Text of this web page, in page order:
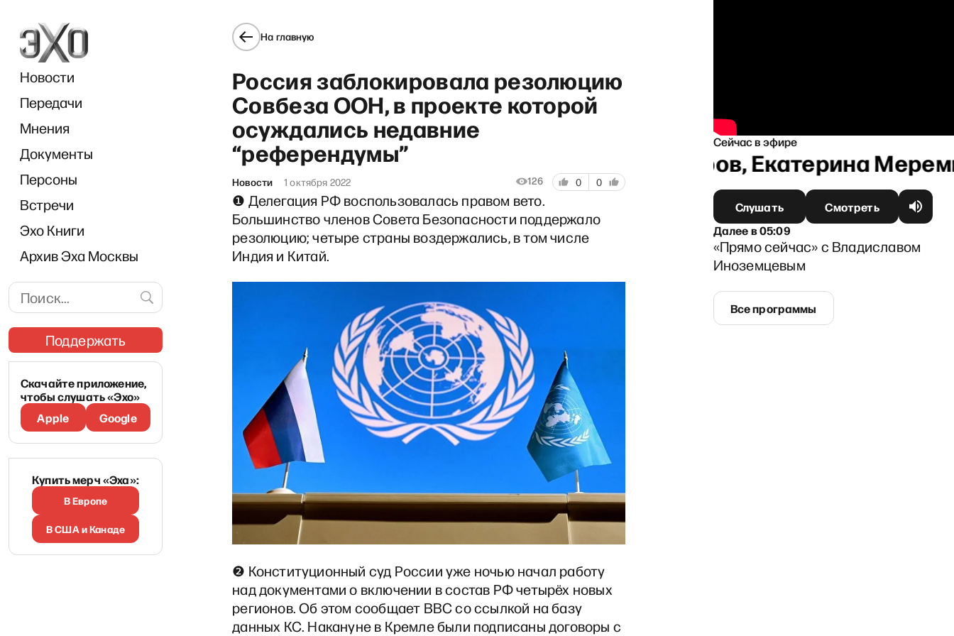
Новости
Передачи
Мнения
Документы
Персоны
Встречи
Эхо Книги
Архив Эха Москвы
Поддержать
Скачайте приложение,
чтобы слушать «Эхо»
Apple
Google
Купить мерч «Эха»:
В Европе
В США и Канаде
На главную
Россия заблокировала резолюцию
Совбеза ООН, в проекте которой
осуждались недавние
“референдумы”
Новости 1 октября 2022 126 0 0
❶ Делегация РФ воспользовалась правом вето.
Большинство членов Совета Безопасности поддержало
резолюцию; четыре страны воздержались, в том числе
Индия и Китай.
❷ Конституционный суд России уже ночью начал работу
над документами о включении в состав РФ четырёх новых
регионов. Об этом сообщает ВВС со ссылкой на базу
данных КС. Накануне в Кремле были подписаны договоры с
Сейчас в эфире
Фрагмент РЗВРТ / Лукпан Ахмедьяров, Екатерина
Слушать
Смотреть
Далеев05:09
«Прямо сейчас» с Владиславом
Иноземцевым
Все программы